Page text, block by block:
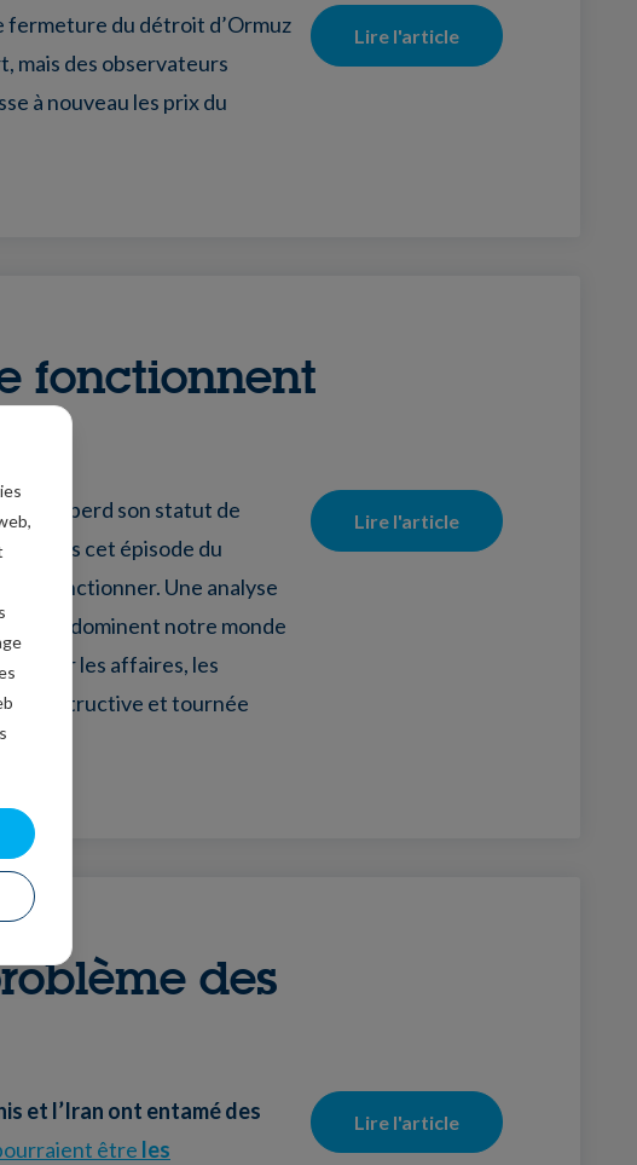
fermeture du détroit d’Ormuz
mais des observateurs
à nouveau les prix du
Lire l'article
fonctionnent
l’or perd son statut de
? Dans cet épisode du
fonctionner. Une analyse
qui dominent notre monde
sur les affaires, les
constructive et tournée
Lire l'article
des
et l’Iran ont entamé des
être les
Lire l'article